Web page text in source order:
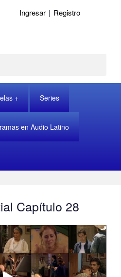
Ingresar | Registro
Series
en Audio Latino
Capítulo 28